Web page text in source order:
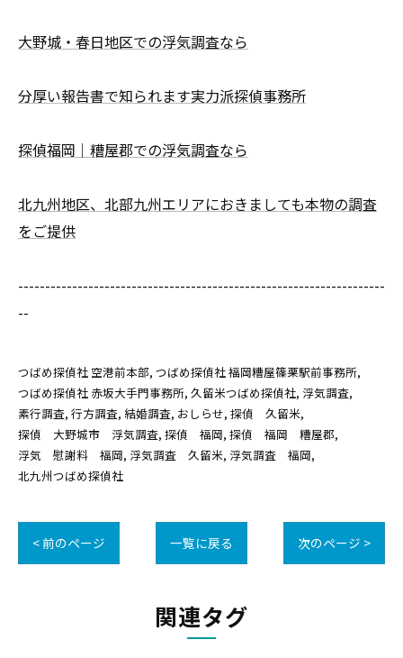
大野城・春日地区での浮気調査なら
分厚い報告書で知られます実力派探偵事務所
探偵福岡｜糟屋郡での浮気調査なら
北九州地区、北部九州エリアにおきましても本物の調査
をご提供
--------------------------------------------------------------------
--
つばめ探偵社 空港前本部 つばめ探偵社 福岡糟屋篠栗駅前事務所
つばめ探偵社 赤坂大手門事務所 久留米つばめ探偵社 浮気調査
素行調査 行方調査 結婚調査 おしらせ 探偵 久留米
探偵 大野城市 浮気調査 探偵 福岡 探偵 福岡 糟屋郡
浮気 慰謝料 福岡 浮気調査 久留米 浮気調査 福岡
北九州つばめ探偵社
< 前のページ 一覧に戻る 次のページ >
関連タグ